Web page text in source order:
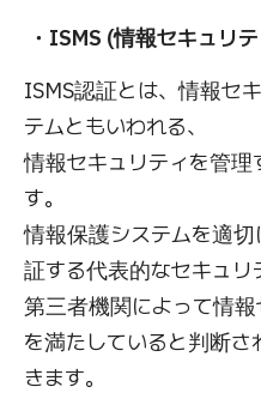
・ISMS (情報セキュリ
ISMS認証とは、情報セ
テムともいわれる、
情報セキュリティを管理
す。
情報保護システムを適
証する代表的なセキュリ
第三者機関によって情
を満たしていると判断
きます。